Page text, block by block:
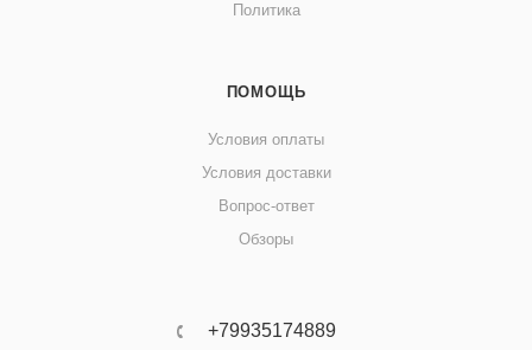
Политика
ПОМОЩЬ
Условия оплаты
Условия доставки
Вопрос-ответ
Обзоры
+79935174889